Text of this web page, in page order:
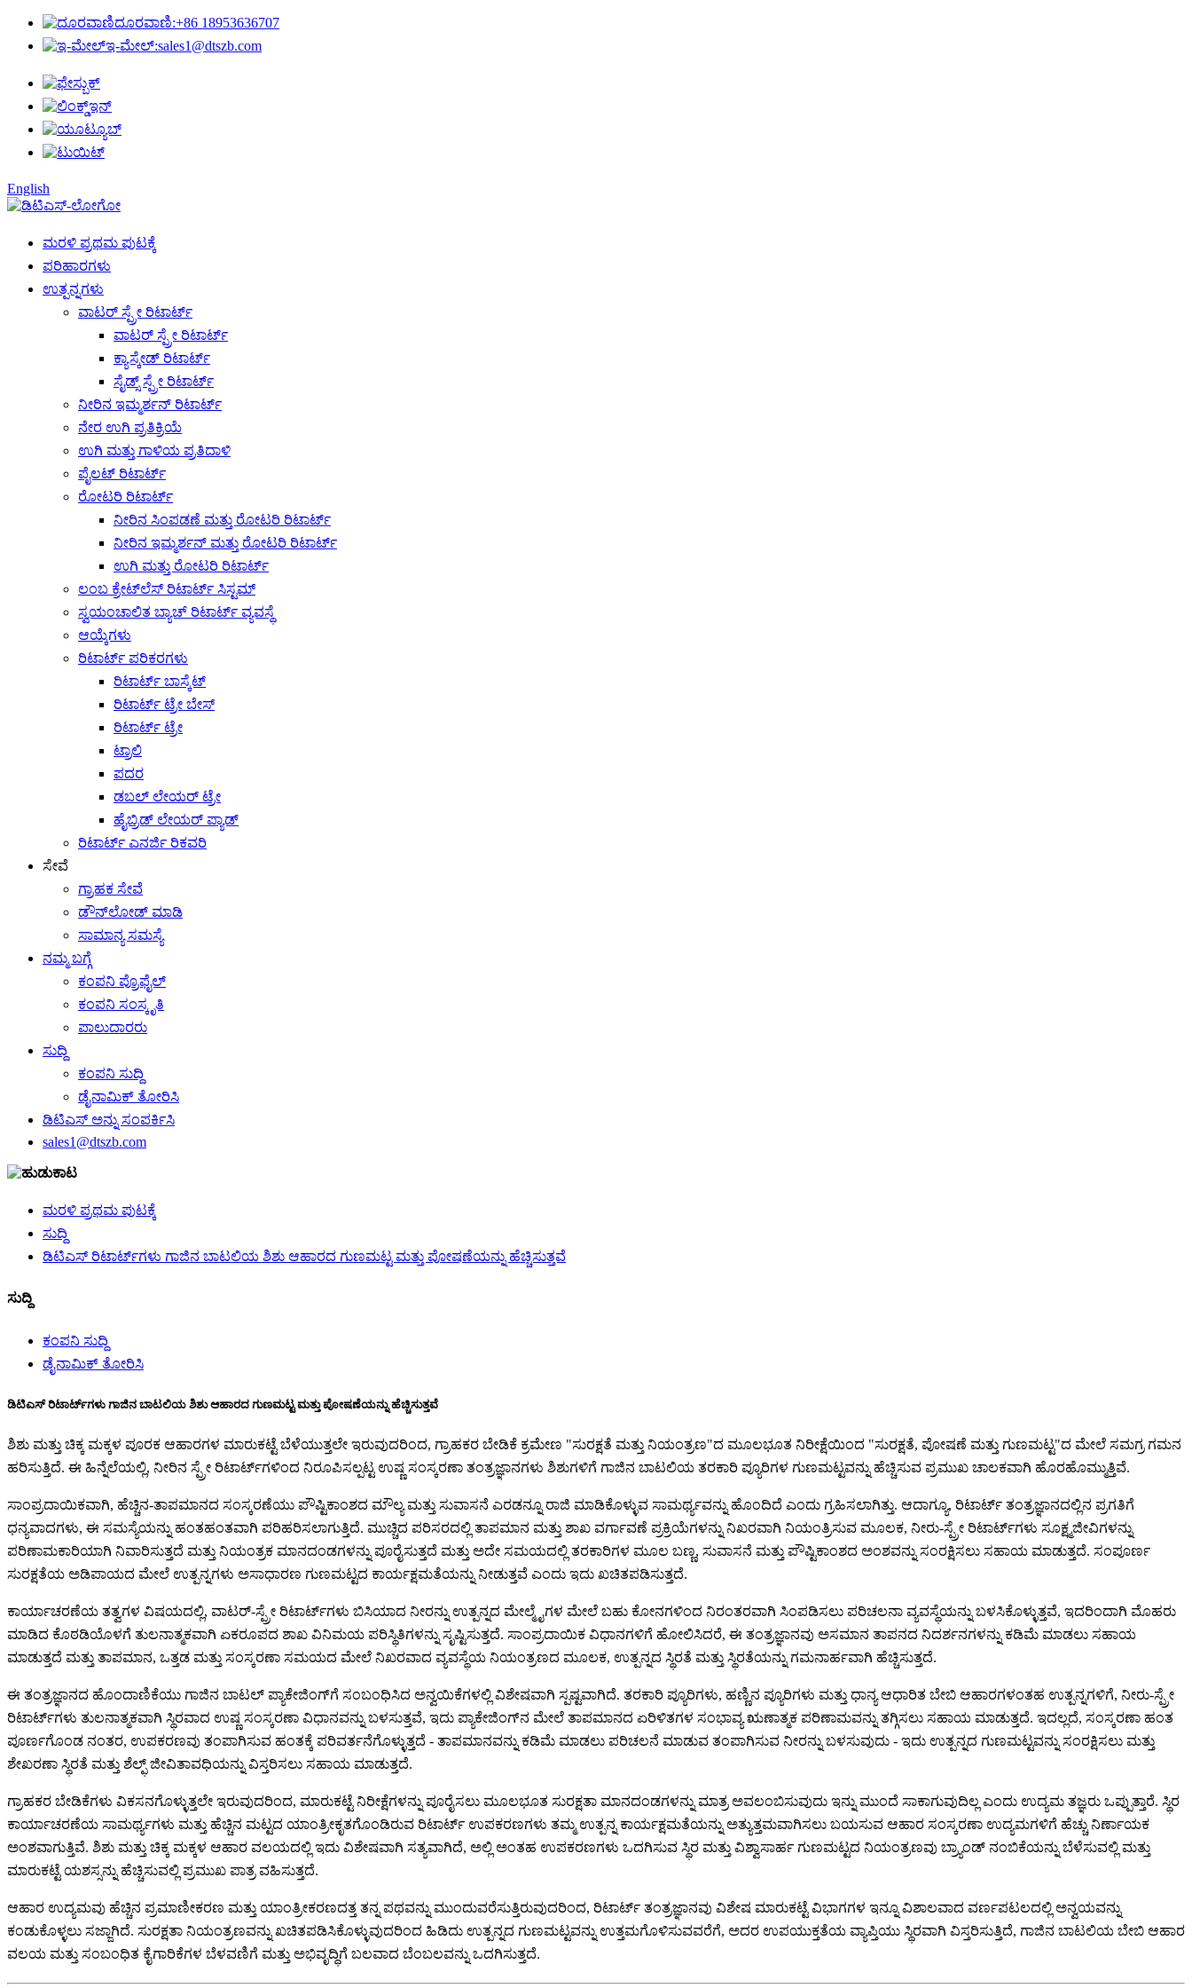
ದೂರವಾಣಿ:+86 18953636707
ಇ-ಮೇಲ್:sales1@dtszb.com
English
ಮರಳಿ ಪ್ರಥಮ ಪುಟಕ್ಕೆ
ಪರಿಹಾರಗಳು
ಉತ್ಪನ್ನಗಳು
ವಾಟರ್ ಸ್ಪ್ರೇ ರಿಟಾರ್ಟ್
ವಾಟರ್ ಸ್ಪ್ರೇ ರಿಟಾರ್ಟ್
ಕ್ಯಾಸ್ಕೇಡ್ ರಿಟಾರ್ಟ್
ಸೈಡ್ಸ್ ಸ್ಪ್ರೇ ರಿಟಾರ್ಟ್
ನೀರಿನ ಇಮ್ಮರ್ಶನ್ ರಿಟಾರ್ಟ್
ನೇರ ಉಗಿ ಪ್ರತಿಕ್ರಿಯೆ
ಉಗಿ ಮತ್ತು ಗಾಳಿಯ ಪ್ರತಿದಾಳಿ
ಪೈಲಟ್ ರಿಟಾರ್ಟ್
ರೋಟರಿ ರಿಟಾರ್ಟ್
ನೀರಿನ ಸಿಂಪಡಣೆ ಮತ್ತು ರೋಟರಿ ರಿಟಾರ್ಟ್
ನೀರಿನ ಇಮ್ಮರ್ಶನ್ ಮತ್ತು ರೋಟರಿ ರಿಟಾರ್ಟ್
ಉಗಿ ಮತ್ತು ರೋಟರಿ ರಿಟಾರ್ಟ್
ಲಂಬ ಕ್ರೇಟ್‌ಲೆಸ್ ರಿಟಾರ್ಟ್ ಸಿಸ್ಟಮ್
ಸ್ವಯಂಚಾಲಿತ ಬ್ಯಾಚ್ ರಿಟಾರ್ಟ್ ವ್ಯವಸ್ಥೆ
ಆಯ್ಕೆಗಳು
ರಿಟಾರ್ಟ್ ಪರಿಕರಗಳು
ರಿಟಾರ್ಟ್ ಬಾಸ್ಕೆಟ್
ರಿಟಾರ್ಟ್ ಟ್ರೇ ಬೇಸ್
ರಿಟಾರ್ಟ್ ಟ್ರೇ
ಟ್ರಾಲಿ
ಪದರ
ಡಬಲ್ ಲೇಯರ್ ಟ್ರೇ
ಹೈಬ್ರಿಡ್ ಲೇಯರ್ ಪ್ಯಾಡ್
ರಿಟಾರ್ಟ್ ಎನರ್ಜಿ ರಿಕವರಿ
ಸೇವೆ
ಗ್ರಾಹಕ ಸೇವೆ
ಡೌನ್‌ಲೋಡ್ ಮಾಡಿ
ಸಾಮಾನ್ಯ ಸಮಸ್ಯೆ
ನಮ್ಮ ಬಗ್ಗೆ
ಕಂಪನಿ ಪ್ರೊಫೈಲ್
ಕಂಪನಿ ಸಂಸ್ಕೃತಿ
ಪಾಲುದಾರರು
ಸುದ್ದಿ
ಕಂಪನಿ ಸುದ್ದಿ
ಡೈನಾಮಿಕ್ ತೋರಿಸಿ
ಡಿಟಿಎಸ್ ಅನ್ನು ಸಂಪರ್ಕಿಸಿ
sales1@dtszb.com
ಮರಳಿ ಪ್ರಥಮ ಪುಟಕ್ಕೆ
ಸುದ್ದಿ
ಡಿಟಿಎಸ್ ರಿಟಾರ್ಟ್‌ಗಳು ಗಾಜಿನ ಬಾಟಲಿಯ ಶಿಶು ಆಹಾರದ ಗುಣಮಟ್ಟ ಮತ್ತು ಪೋಷಣೆಯನ್ನು ಹೆಚ್ಚಿಸುತ್ತವೆ
ಸುದ್ದಿ
ಕಂಪನಿ ಸುದ್ದಿ
ಡೈನಾಮಿಕ್ ತೋರಿಸಿ
ಡಿಟಿಎಸ್ ರಿಟಾರ್ಟ್‌ಗಳು ಗಾಜಿನ ಬಾಟಲಿಯ ಶಿಶು ಆಹಾರದ ಗುಣಮಟ್ಟ ಮತ್ತು ಪೋಷಣೆಯನ್ನು ಹೆಚ್ಚಿಸುತ್ತವೆ
ಶಿಶು ಮತ್ತು ಚಿಕ್ಕ ಮಕ್ಕಳ ಪೂರಕ ಆಹಾರಗಳ ಮಾರುಕಟ್ಟೆ ಬೆಳೆಯುತ್ತಲೇ ಇರುವುದರಿಂದ, ಗ್ರಾಹಕರ ಬೇಡಿಕೆ ಕ್ರಮೇಣ "ಸುರಕ್ಷತೆ ಮತ್ತು ನಿಯಂತ್ರಣ"ದ ಮೂಲಭೂತ ನಿರೀಕ್ಷೆಯಿಂದ "ಸುರಕ್ಷತೆ, ಪೋಷಣೆ ಮತ್ತು ಗುಣಮಟ್ಟ"ದ ಮೇಲೆ ಸಮಗ್ರ ಗಮನ
ಹರಿಸುತ್ತಿದೆ. ಈ ಹಿನ್ನೆಲೆಯಲ್ಲಿ, ನೀರಿನ ಸ್ಪ್ರೇ ರಿಟಾರ್ಟ್‌ಗಳಿಂದ ನಿರೂಪಿಸಲ್ಪಟ್ಟ ಉಷ್ಣ ಸಂಸ್ಕರಣಾ ತಂತ್ರಜ್ಞಾನಗಳು ಶಿಶುಗಳಿಗೆ ಗಾಜಿನ ಬಾಟಲಿಯ ತರಕಾರಿ ಪ್ಯೂರಿಗಳ ಗುಣಮಟ್ಟವನ್ನು ಹೆಚ್ಚಿಸುವ ಪ್ರಮುಖ ಚಾಲಕವಾಗಿ ಹೊರಹೊಮ್ಮುತ್ತಿವೆ.
ಸಾಂಪ್ರದಾಯಿಕವಾಗಿ, ಹೆಚ್ಚಿನ-ತಾಪಮಾನದ ಸಂಸ್ಕರಣೆಯು ಪೌಷ್ಟಿಕಾಂಶದ ಮೌಲ್ಯ ಮತ್ತು ಸುವಾಸನೆ ಎರಡನ್ನೂ ರಾಜಿ ಮಾಡಿಕೊಳ್ಳುವ ಸಾಮರ್ಥ್ಯವನ್ನು ಹೊಂದಿದೆ ಎಂದು ಗ್ರಹಿಸಲಾಗಿತ್ತು. ಆದಾಗ್ಯೂ, ರಿಟಾರ್ಟ್ ತಂತ್ರಜ್ಞಾನದಲ್ಲಿನ ಪ್ರಗತಿಗೆ
ಧನ್ಯವಾದಗಳು, ಈ ಸಮಸ್ಯೆಯನ್ನು ಹಂತಹಂತವಾಗಿ ಪರಿಹರಿಸಲಾಗುತ್ತಿದೆ. ಮುಚ್ಚಿದ ಪರಿಸರದಲ್ಲಿ ತಾಪಮಾನ ಮತ್ತು ಶಾಖ ವರ್ಗಾವಣೆ ಪ್ರಕ್ರಿಯೆಗಳನ್ನು ನಿಖರವಾಗಿ ನಿಯಂತ್ರಿಸುವ ಮೂಲಕ, ನೀರು-ಸ್ಪ್ರೇ ರಿಟಾರ್ಟ್‌ಗಳು ಸೂಕ್ಷ್ಮಜೀವಿಗಳನ್ನು
ಪರಿಣಾಮಕಾರಿಯಾಗಿ ನಿವಾರಿಸುತ್ತದೆ ಮತ್ತು ನಿಯಂತ್ರಕ ಮಾನದಂಡಗಳನ್ನು ಪೂರೈಸುತ್ತದೆ ಮತ್ತು ಅದೇ ಸಮಯದಲ್ಲಿ ತರಕಾರಿಗಳ ಮೂಲ ಬಣ್ಣ, ಸುವಾಸನೆ ಮತ್ತು ಪೌಷ್ಟಿಕಾಂಶದ ಅಂಶವನ್ನು ಸಂರಕ್ಷಿಸಲು ಸಹಾಯ ಮಾಡುತ್ತದೆ. ಸಂಪೂರ್ಣ
ಸುರಕ್ಷತೆಯ ಅಡಿಪಾಯದ ಮೇಲೆ ಉತ್ಪನ್ನಗಳು ಅಸಾಧಾರಣ ಗುಣಮಟ್ಟದ ಕಾರ್ಯಕ್ಷಮತೆಯನ್ನು ನೀಡುತ್ತವೆ ಎಂದು ಇದು ಖಚಿತಪಡಿಸುತ್ತದೆ.
ಕಾರ್ಯಾಚರಣೆಯ ತತ್ವಗಳ ವಿಷಯದಲ್ಲಿ, ವಾಟರ್-ಸ್ಪ್ರೇ ರಿಟಾರ್ಟ್‌ಗಳು ಬಿಸಿಯಾದ ನೀರನ್ನು ಉತ್ಪನ್ನದ ಮೇಲ್ಮೈಗಳ ಮೇಲೆ ಬಹು ಕೋನಗಳಿಂದ ನಿರಂತರವಾಗಿ ಸಿಂಪಡಿಸಲು ಪರಿಚಲನಾ ವ್ಯವಸ್ಥೆಯನ್ನು ಬಳಸಿಕೊಳ್ಳುತ್ತವೆ, ಇದರಿಂದಾಗಿ ಮೊಹರು
ಮಾಡಿದ ಕೊಠಡಿಯೊಳಗೆ ತುಲನಾತ್ಮಕವಾಗಿ ಏಕರೂಪದ ಶಾಖ ವಿನಿಮಯ ಪರಿಸ್ಥಿತಿಗಳನ್ನು ಸೃಷ್ಟಿಸುತ್ತದೆ. ಸಾಂಪ್ರದಾಯಿಕ ವಿಧಾನಗಳಿಗೆ ಹೋಲಿಸಿದರೆ, ಈ ತಂತ್ರಜ್ಞಾನವು ಅಸಮಾನ ತಾಪನದ ನಿದರ್ಶನಗಳನ್ನು ಕಡಿಮೆ ಮಾಡಲು ಸಹಾಯ
ಮಾಡುತ್ತದೆ ಮತ್ತು ತಾಪಮಾನ, ಒತ್ತಡ ಮತ್ತು ಸಂಸ್ಕರಣಾ ಸಮಯದ ಮೇಲೆ ನಿಖರವಾದ ವ್ಯವಸ್ಥೆಯ ನಿಯಂತ್ರಣದ ಮೂಲಕ, ಉತ್ಪನ್ನದ ಸ್ಥಿರತೆ ಮತ್ತು ಸ್ಥಿರತೆಯನ್ನು ಗಮನಾರ್ಹವಾಗಿ ಹೆಚ್ಚಿಸುತ್ತದೆ.
ಈ ತಂತ್ರಜ್ಞಾನದ ಹೊಂದಾಣಿಕೆಯು ಗಾಜಿನ ಬಾಟಲ್ ಪ್ಯಾಕೇಜಿಂಗ್‌ಗೆ ಸಂಬಂಧಿಸಿದ ಅನ್ವಯಿಕೆಗಳಲ್ಲಿ ವಿಶೇಷವಾಗಿ ಸ್ಪಷ್ಟವಾಗಿದೆ. ತರಕಾರಿ ಪ್ಯೂರಿಗಳು, ಹಣ್ಣಿನ ಪ್ಯೂರಿಗಳು ಮತ್ತು ಧಾನ್ಯ ಆಧಾರಿತ ಬೇಬಿ ಆಹಾರಗಳಂತಹ ಉತ್ಪನ್ನಗಳಿಗೆ, ನೀರು-ಸ್ಪ್ರೇ
ರಿಟಾರ್ಟ್‌ಗಳು ತುಲನಾತ್ಮಕವಾಗಿ ಸ್ಥಿರವಾದ ಉಷ್ಣ ಸಂಸ್ಕರಣಾ ವಿಧಾನವನ್ನು ಬಳಸುತ್ತವೆ, ಇದು ಪ್ಯಾಕೇಜಿಂಗ್‌ನ ಮೇಲೆ ತಾಪಮಾನದ ಏರಿಳಿತಗಳ ಸಂಭಾವ್ಯ ಋಣಾತ್ಮಕ ಪರಿಣಾಮವನ್ನು ತಗ್ಗಿಸಲು ಸಹಾಯ ಮಾಡುತ್ತದೆ. ಇದಲ್ಲದೆ, ಸಂಸ್ಕರಣಾ ಹಂತ
ಪೂರ್ಣಗೊಂಡ ನಂತರ, ಉಪಕರಣವು ತಂಪಾಗಿಸುವ ಹಂತಕ್ಕೆ ಪರಿವರ್ತನೆಗೊಳ್ಳುತ್ತದೆ - ತಾಪಮಾನವನ್ನು ಕಡಿಮೆ ಮಾಡಲು ಪರಿಚಲನೆ ಮಾಡುವ ತಂಪಾಗಿಸುವ ನೀರನ್ನು ಬಳಸುವುದು - ಇದು ಉತ್ಪನ್ನದ ಗುಣಮಟ್ಟವನ್ನು ಸಂರಕ್ಷಿಸಲು ಮತ್ತು
ಶೇಖರಣಾ ಸ್ಥಿರತೆ ಮತ್ತು ಶೆಲ್ಫ್ ಜೀವಿತಾವಧಿಯನ್ನು ವಿಸ್ತರಿಸಲು ಸಹಾಯ ಮಾಡುತ್ತದೆ.
ಗ್ರಾಹಕರ ಬೇಡಿಕೆಗಳು ವಿಕಸನಗೊಳ್ಳುತ್ತಲೇ ಇರುವುದರಿಂದ, ಮಾರುಕಟ್ಟೆ ನಿರೀಕ್ಷೆಗಳನ್ನು ಪೂರೈಸಲು ಮೂಲಭೂತ ಸುರಕ್ಷತಾ ಮಾನದಂಡಗಳನ್ನು ಮಾತ್ರ ಅವಲಂಬಿಸುವುದು ಇನ್ನು ಮುಂದೆ ಸಾಕಾಗುವುದಿಲ್ಲ ಎಂದು ಉದ್ಯಮ ತಜ್ಞರು ಒಪ್ಪುತ್ತಾರೆ. ಸ್ಥಿರ
ಕಾರ್ಯಾಚರಣೆಯ ಸಾಮರ್ಥ್ಯಗಳು ಮತ್ತು ಹೆಚ್ಚಿನ ಮಟ್ಟದ ಯಾಂತ್ರೀಕೃತಗೊಂಡಿರುವ ರಿಟಾರ್ಟ್ ಉಪಕರಣಗಳು ತಮ್ಮ ಉತ್ಪನ್ನ ಕಾರ್ಯಕ್ಷಮತೆಯನ್ನು ಅತ್ಯುತ್ತಮವಾಗಿಸಲು ಬಯಸುವ ಆಹಾರ ಸಂಸ್ಕರಣಾ ಉದ್ಯಮಗಳಿಗೆ ಹೆಚ್ಚು ನಿರ್ಣಾಯಕ
ಅಂಶವಾಗುತ್ತಿವೆ. ಶಿಶು ಮತ್ತು ಚಿಕ್ಕ ಮಕ್ಕಳ ಆಹಾರ ವಲಯದಲ್ಲಿ ಇದು ವಿಶೇಷವಾಗಿ ಸತ್ಯವಾಗಿದೆ, ಅಲ್ಲಿ ಅಂತಹ ಉಪಕರಣಗಳು ಒದಗಿಸುವ ಸ್ಥಿರ ಮತ್ತು ವಿಶ್ವಾಸಾರ್ಹ ಗುಣಮಟ್ಟದ ನಿಯಂತ್ರಣವು ಬ್ರ್ಯಾಂಡ್ ನಂಬಿಕೆಯನ್ನು ಬೆಳೆಸುವಲ್ಲಿ ಮತ್ತು
ಮಾರುಕಟ್ಟೆ ಯಶಸ್ಸನ್ನು ಹೆಚ್ಚಿಸುವಲ್ಲಿ ಪ್ರಮುಖ ಪಾತ್ರ ವಹಿಸುತ್ತದೆ.
ಆಹಾರ ಉದ್ಯಮವು ಹೆಚ್ಚಿನ ಪ್ರಮಾಣೀಕರಣ ಮತ್ತು ಯಾಂತ್ರೀಕರಣದತ್ತ ತನ್ನ ಪಥವನ್ನು ಮುಂದುವರೆಸುತ್ತಿರುವುದರಿಂದ, ರಿಟಾರ್ಟ್ ತಂತ್ರಜ್ಞಾನವು ವಿಶೇಷ ಮಾರುಕಟ್ಟೆ ವಿಭಾಗಗಳ ಇನ್ನೂ ವಿಶಾಲವಾದ ವರ್ಣಪಟಲದಲ್ಲಿ ಅನ್ವಯವನ್ನು
ಕಂಡುಕೊಳ್ಳಲು ಸಜ್ಜಾಗಿದೆ. ಸುರಕ್ಷತಾ ನಿಯಂತ್ರಣವನ್ನು ಖಚಿತಪಡಿಸಿಕೊಳ್ಳುವುದರಿಂದ ಹಿಡಿದು ಉತ್ಪನ್ನದ ಗುಣಮಟ್ಟವನ್ನು ಉತ್ತಮಗೊಳಿಸುವವರೆಗೆ, ಅದರ ಉಪಯುಕ್ತತೆಯ ವ್ಯಾಪ್ತಿಯು ಸ್ಥಿರವಾಗಿ ವಿಸ್ತರಿಸುತ್ತಿದೆ, ಗಾಜಿನ ಬಾಟಲಿಯ ಬೇಬಿ ಆಹಾರ
ವಲಯ ಮತ್ತು ಸಂಬಂಧಿತ ಕೈಗಾರಿಕೆಗಳ ಬೆಳವಣಿಗೆ ಮತ್ತು ಅಭಿವೃದ್ಧಿಗೆ ಬಲವಾದ ಬೆಂಬಲವನ್ನು ಒದಗಿಸುತ್ತದೆ.